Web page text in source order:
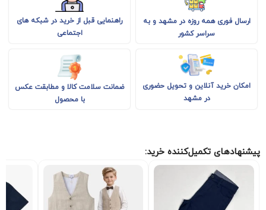
ارسال فوری همه روزه در مشهد و به
سراسر کشور
راهنمایی قبل از خرید در شبکه های
اجتماعی
امکان خرید آنلاین و تحویل حضوری
در مشهد
ضمانت سلامت کالا و مطابقت عکس
با محصول
پیشنهادهای تکمیل‌کننده خرید: